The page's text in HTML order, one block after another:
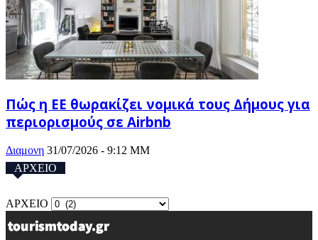
Πώς η ΕΕ θωρακίζει νομικά τους Δήμους για
περιορισμούς σε Airbnb
Διαμονη 31/07/2026 - 9:12 ΜΜ
ΑΡΧΕΙΟ
ΑΡΧΕΙΟ